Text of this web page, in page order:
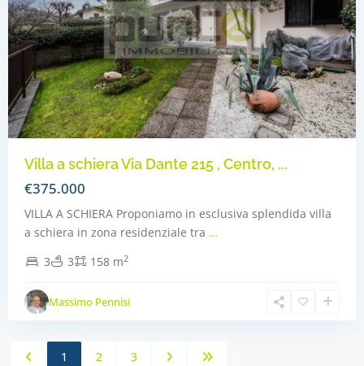
Villa a schiera Via Dante 215 , Centro, ...
€375.000
VILLA A SCHIERA Proponiamo in esclusiva splendida villa
a schiera in zona residenziale tra …
3
3 158 m2
Massimo Pennisi
1 2 3